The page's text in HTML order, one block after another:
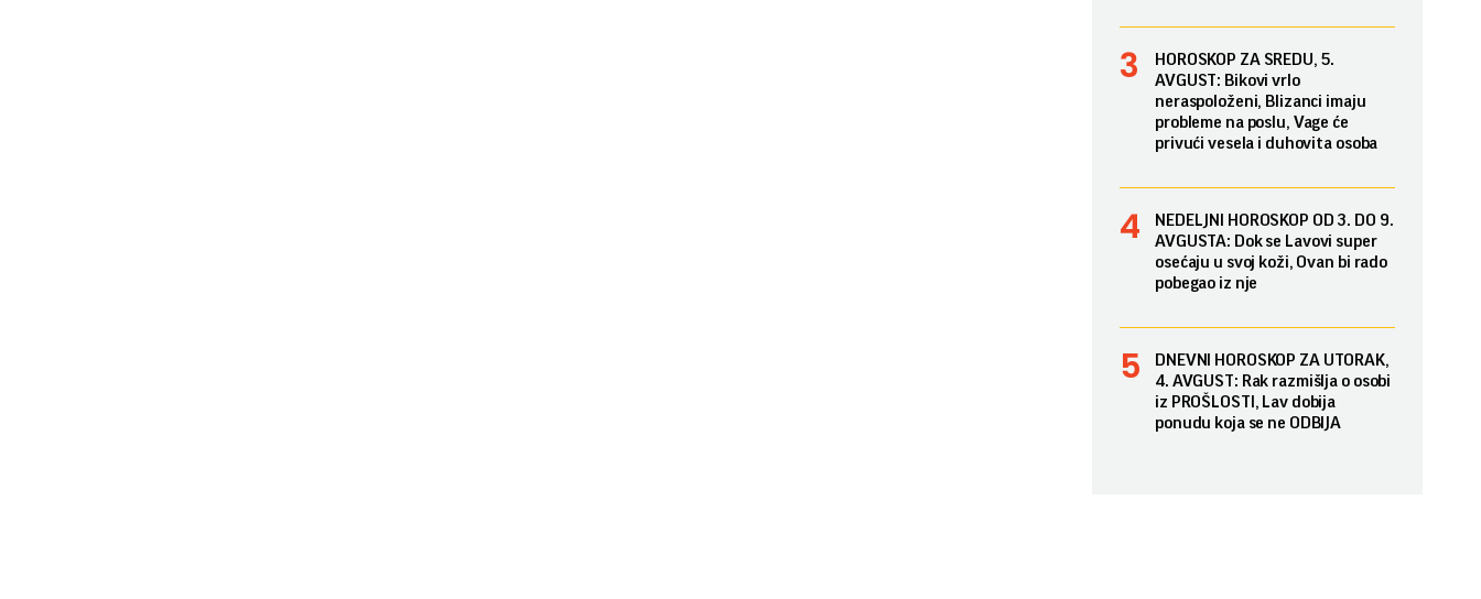
HOROSKOP ZA SREDU, 5.
AVGUST: Bikovi vrlo
neraspoloženi, Blizanci imaju
probleme na poslu, Vage će
privući vesela i duhovita osoba
NEDELJNI HOROSKOP OD 3. DO 9.
AVGUSTA: Dok se Lavovi super
osećaju u svoj koži, Ovan bi rado
pobegao iz nje
DNEVNI HOROSKOP ZA UTORAK,
4. AVGUST: Rak razmišlja o osobi
iz PROŠLOSTI, Lav dobija
ponudu koja se ne ODBIJA